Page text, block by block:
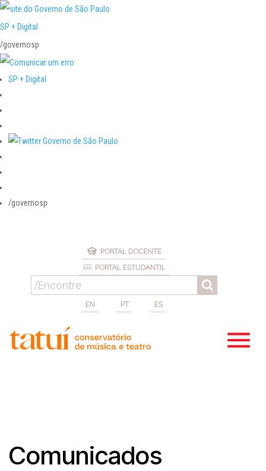
SP + Digital
/governosp
SP + Digital
/governosp
PORTAL DOCENTE
PORTAL ESTUDANTIL
EN PT ES
Comunicados